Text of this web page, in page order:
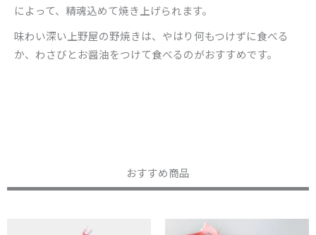
によって、精魂込めて焼き上げられます。
味わい深い上野屋の野焼きは、やはり何もつけずに食べる
か、わさびとお醤油をつけて食べるのがおすすめです。
おすすめ商品